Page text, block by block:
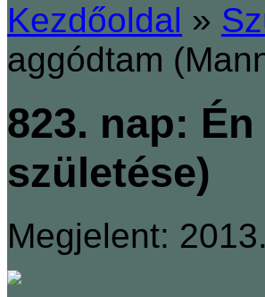
Kezdőoldal »
aggódtam
823. nap:
születése)
Megjelent: